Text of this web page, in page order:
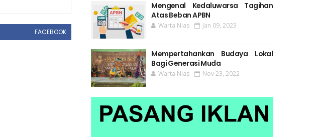
FACEBOOK
Mengenal Kedaluwarsa Tagihan
Atas Beban APBN
Warta Nias Jan 09, 2023
Mempertahankan Budaya Lokal
Bagi Generasi Muda
Warta Nias Nov 23, 2022